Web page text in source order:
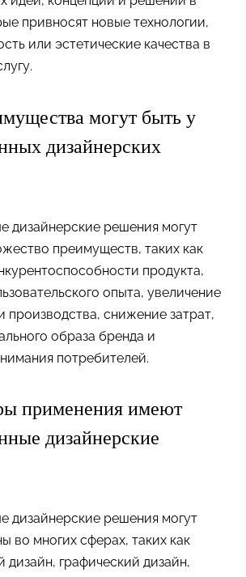
привносят новые технологии,
или эстетические качества в
могут быть у
дизайнерских
дизайнерские решения могут
преимуществ, таких как
продукта,
опыта, увеличение
производства, снижение затрат,
образа бренда и
потребителей.
применения имеют
дизайнерские
дизайнерские решения могут
во многих сферах, таких как
графический дизайн,